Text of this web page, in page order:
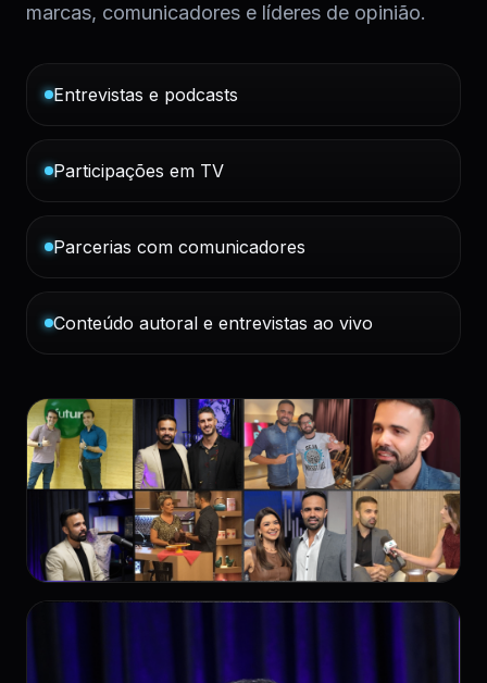
marcas, comunicadores e líderes de opinião.
Entrevistas e podcasts
Participações em TV
Parcerias com comunicadores
Conteúdo autoral e entrevistas ao vivo